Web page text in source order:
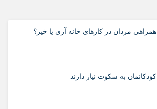
همراهی مردان در کارهای خانه آری یا خیر؟
کودکانمان به سکوت نیاز دارند